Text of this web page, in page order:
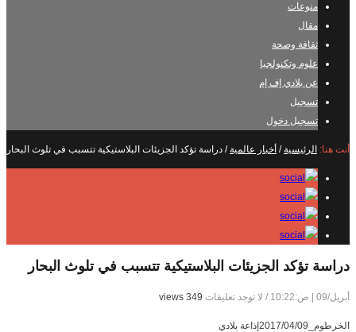
منوعات
مقال
ثقافة وصحة
علوم وتكنولجيا
عن بلادي إف إم
تسجيل
تسجيل دخول
أنت هنا: الرئيسية / أخبار عالمية / دراسة تؤكد الجزيئات البلاستيكية تتسبب في تلوث البحار
دراسة تؤكد الجزيئات البلاستيكية تتسبب في تلوث البحار
أبريل/09 | ص:10:22 / لا توجد تعليقات 349 views
الخرطوم_2017/04/09إذاعة بلادي